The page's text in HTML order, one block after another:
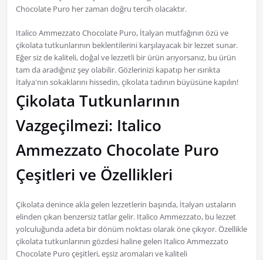
Chocolate Puro her zaman doğru tercih olacaktır.
Italico Ammezzato Chocolate Puro, İtalyan mutfağının özü ve
çikolata tutkunlarının beklentilerini karşılayacak bir lezzet sunar.
Eğer siz de kaliteli, doğal ve lezzetli bir ürün arıyorsanız, bu ürün
tam da aradığınız şey olabilir. Gözlerinizi kapatıp her ısırıkta
İtalya'nın sokaklarını hissedin, çikolata tadının büyüsüne kapılın!
Çikolata Tutkunlarının
Vazgeçilmezi: Italico
Ammezzato Chocolate Puro
Çeşitleri ve Özellikleri
Çikolata denince akla gelen lezzetlerin başında, İtalyan ustaların
elinden çıkan benzersiz tatlar gelir. Italico Ammezzato, bu lezzet
yolculuğunda adeta bir dönüm noktası olarak öne çıkıyor. Özellikle
çikolata tutkunlarının gözdesi haline gelen Italico Ammezzato
Chocolate Puro çeşitleri, eşsiz aromaları ve kaliteli